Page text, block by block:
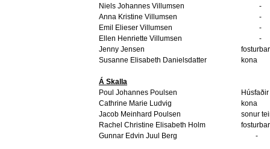
Niels Johannes Villumsen
-
Anna Kristine Villumsen
-
Emil Elieser Villumsen
-
Ellen Henriette Villumsen
-
Jenny Jensen
Susanne Elisabeth Danielsdatter
kona
Á Skalla
Poul Johannes Poulsen
Húsfaðir
Cathrine Marie Ludvig
kona
Jacob Meinhard Poulsen
sonur
Rachel Christine Elisabeth Holm
Gunnar Edvin Juul Berg
-